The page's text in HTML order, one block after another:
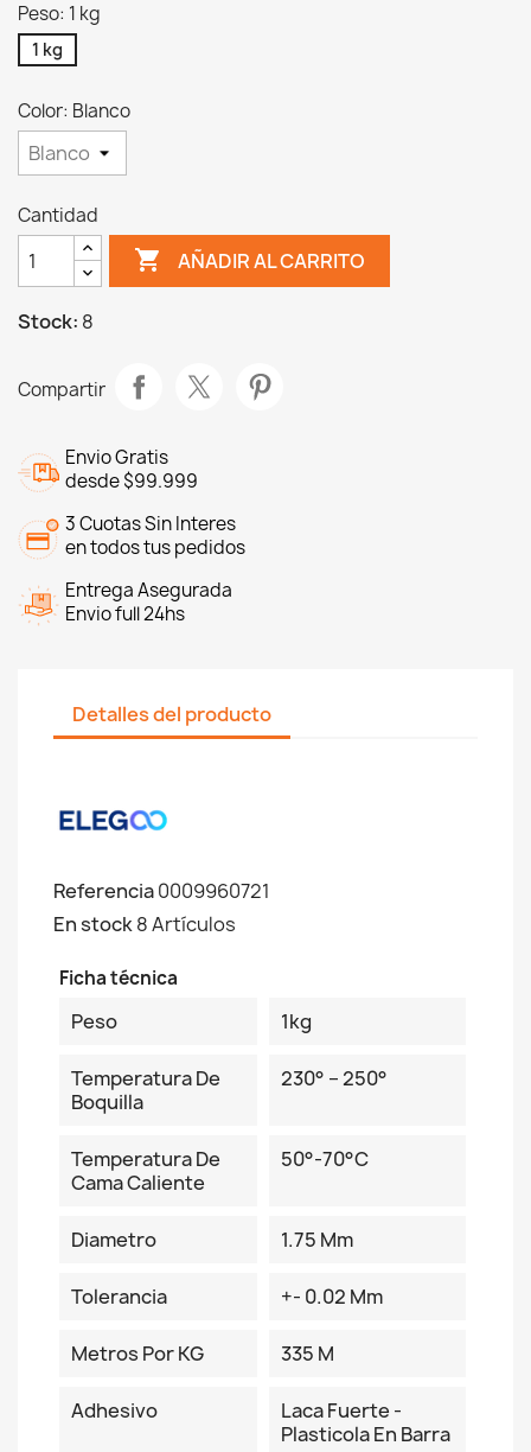
Peso: 1 kg
1 kg
Color: Blanco
Cantidad
 AÑADIR AL CARRITO
Stock: 8
Compartir
Envio Gratis
desde $99.999
3 Cuotas Sin Interes
en todos tus pedidos
Entrega Asegurada
Envio full 24hs
Detalles del producto
Referencia0009960721
En stock8 Artículos
Ficha técnica
Peso 1kg
Temperatura De
Boquilla
230° – 250°
Temperatura De
Cama Caliente
50°-70°C
Diametro 1.75 Mm
Tolerancia +- 0.02 Mm
Metros Por KG 335 M
Adhesivo
Laca Fuerte -
Plasticola En Barra